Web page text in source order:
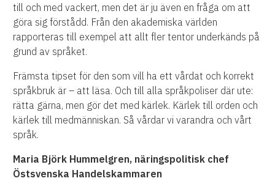
till och med vackert, men det är ju även en fråga om att
göra sig förstådd. Från den akademiska världen
rapporteras till exempel att allt fler tentor underkänds på
grund av språket.
Främsta tipset för den som vill ha ett vårdat och korrekt
språkbruk är – att läsa. Och till alla språkpoliser där ute:
rätta gärna, men gör det med kärlek. Kärlek till orden och
kärlek till medmänniskan. Så vårdar vi varandra och vårt
språk.
Maria Björk Hummelgren, näringspolitisk chef
Östsvenska Handelskammaren